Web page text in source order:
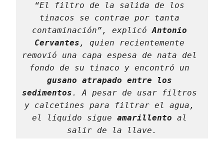
“El filtro de la salida de los
tinacos se contrae por tanta
contaminación”, explicó Antonio
Cervantes , quien recientemente
removió una capa espesa de nata del
gusano atrapado entre los
sedimentos. A pesar de usar filtros
y calcetines para filtrar el agua,
el líquido sigue amarillento al
salir de la llave.